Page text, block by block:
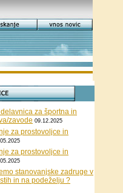
za športna in
zavode 09.12.2025
za prostovoljce in
za prostovoljce in
stanovanjske zadruge v
in na podeželju ?